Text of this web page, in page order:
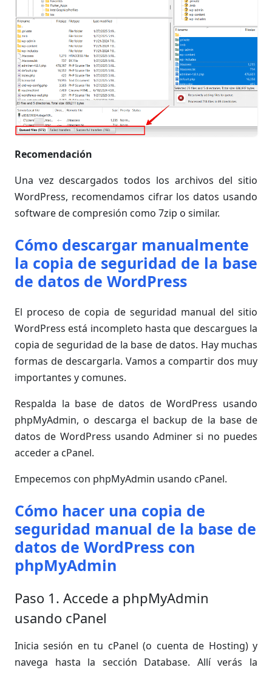
Recomendación
Una vez descargados todos los archivos del sitio
WordPress, recomendamos cifrar los datos usando
software de compresión como 7zip o similar.
Cómo descargar manualmente
la copia de seguridad de la base
de datos de WordPress
El proceso de copia de seguridad manual del sitio
WordPress está incompleto hasta que descargues la
copia de seguridad de la base de datos. Hay muchas
formas de descargarla. Vamos a compartir dos muy
importantes y comunes.
Respalda la base de datos de WordPress usando
phpMyAdmin, o descarga el backup de la base de
datos de WordPress usando Adminer si no puedes
acceder a cPanel.
Empecemos con phpMyAdmin usando cPanel.
Cómo hacer una copia de
seguridad manual de la base de
datos de WordPress con
phpMyAdmin
Paso 1. Accede a phpMyAdmin
usando cPanel
Inicia sesión en tu cPanel (o cuenta de Hosting) y
navega hasta la sección Database. Allí verás la